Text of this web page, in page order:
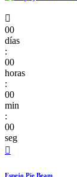

00
días
:
00
horas
:
00
min
:
00
seg

Espejo Pie Beam